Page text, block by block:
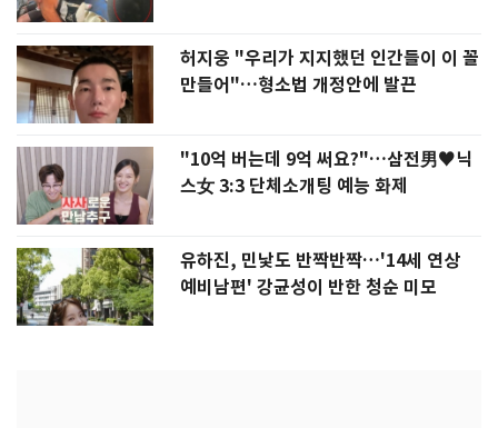
허지웅 "우리가 지지했던 인간들이 이 꼴
만들어"…형소법 개정안에 발끈
"10억 버는데 9억 써요?"…삼전男♥닉
스女 3:3 단체소개팅 예능 화제
유하진, 민낯도 반짝반짝…'14세 연상
예비남편' 강균성이 반한 청순 미모